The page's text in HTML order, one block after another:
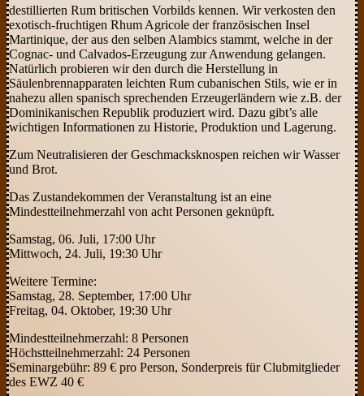
destillierten Rum britischen Vorbilds kennen. Wir verkosten den
exotisch-fruchtigen Rhum Agricole der französischen Insel
Martinique, der aus den selben Alambics stammt, welche in der
Cognac- und Calvados-Erzeugung zur Anwendung gelangen.
Natürlich probieren wir den durch die Herstellung in
Säulenbrennapparaten leichten Rum cubanischen Stils, wie er in
nahezu allen spanisch sprechenden Erzeugerländern wie z.B. der
Dominikanischen Republik produziert wird. Dazu gibt’s alle
wichtigen Informationen zu Historie, Produktion und Lagerung.
Zum Neutralisieren der Geschmacksknospen reichen wir Wasser
und Brot.
Das Zustandekommen der Veranstaltung ist an eine
Mindestteilnehmerzahl von acht Personen geknüpft.
Samstag, 06. Juli, 17:00 Uhr
Mittwoch, 24. Juli, 19:30 Uhr
Weitere Termine:
Samstag, 28. September, 17:00 Uhr
Freitag, 04. Oktober, 19:30 Uhr
Mindestteilnehmerzahl: 8 Personen
Höchstteilnehmerzahl: 24 Personen
Seminargebühr: 89 € pro Person, Sonderpreis für Clubmitglieder
des EWZ 40 €